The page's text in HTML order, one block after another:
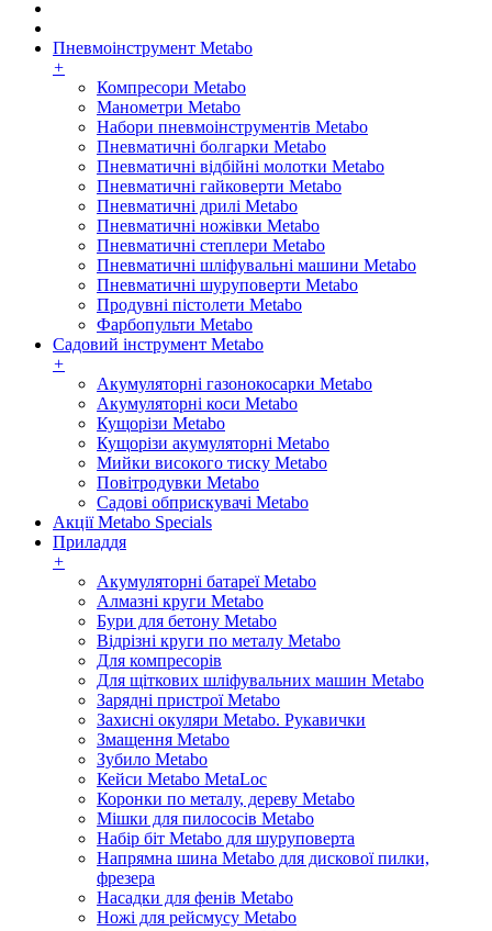
Пневмоінструмент Metabo
+
Компресори Metabo
Манометри Metabo
Набори пневмоінструментів Metabo
Пневматичні болгарки Metabo
Пневматичні відбійні молотки Metabo
Пневматичні гайковерти Metabo
Пневматичні дрилі Metabo
Пневматичні ножівки Metabo
Пневматичні степлери Metabo
Пневматичні шліфувальні машини Metabo
Пневматичні шуруповерти Metabo
Продувні пістолети Metabo
Фарбопульти Metabo
Садовий інструмент Metabo
+
Акумуляторні газонокосарки Metabo
Акумуляторні коси Metabo
Кущорізи Metabo
Кущорізи акумуляторні Metabo
Мийки високого тиску Metabo
Повітродувки Metabo
Садові обприскувачі Metabo
Акції Metabo Specials
Приладдя
+
Акумуляторні батареї Metabo
Алмазні круги Metabo
Бури для бетону Metabo
Відрізні круги по металу Metabo
Для компресорів
Для щіткових шліфувальних машин Metabo
Зарядні пристрої Metabo
Захисні окуляри Metabo. Рукавички
Змащення Metabo
Зубило Metabo
Кейси Metabo MetaLoc
Коронки по металу, дереву Metabo
Мішки для пилососів Metabo
Набір біт Metabo для шуруповерта
Напрямна шина Metabo для дискової пилки,
фрезера
Насадки для фенів Metabo
Ножі для рейсмусу Metabo